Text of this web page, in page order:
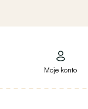
Moje konto